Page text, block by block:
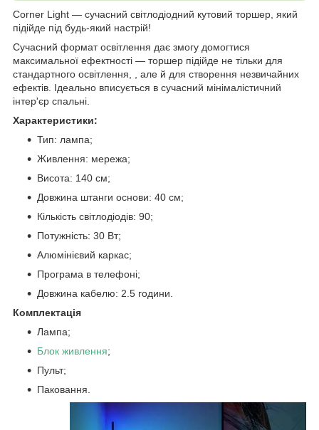
Corner Light — сучасний світлодіодний кутовий торшер, який
підійде під будь-який настрій!
Сучасний формат освітлення дає змогу домогтися
максимальної ефектності — торшер підійде не тільки для
стандартного освітлення, , але й для створення незвичайних
ефектів. Ідеально вписується в сучасний мінімалістичний
інтер'єр спальні.
Характеристики:
Тип: лампа;
Живлення: мережа;
Висота: 140 см;
Довжина штанги основи: 40 см;
Кількість світлодіодів: 90;
Потужність: 30 Вт;
Алюмінієвий каркас;
Програма в телефоні;
Довжина кабелю: 2.5 години.
Комплектація
Лампа;
Блок живлення;
Пульт;
Паковання.